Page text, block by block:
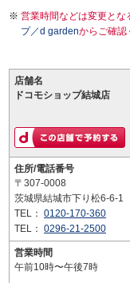
営業時間などは変更とな
プ／d gardenからご確認
店舗名
ドコモショップ結城店
住所/電話番号
〒307-0008
茨城県結城市下り松6-6-1
TEL： 0120-170-360
TEL： 0296-21-2500
営業時間
午前10時〜午後7時